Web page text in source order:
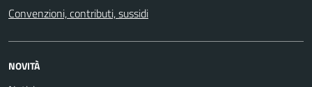
Convenzioni, contributi, sussidi
NOVITÀ